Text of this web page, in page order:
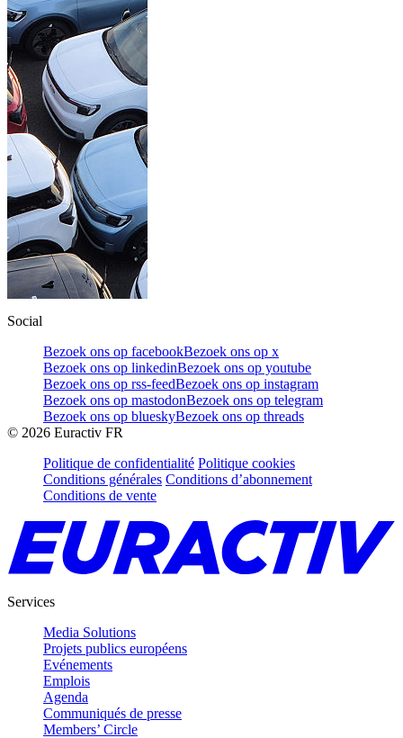
Social
Bezoek ons op facebookBezoek ons op x
Bezoek ons op linkedinBezoek ons op youtube
Bezoek ons op rss-feedBezoek ons op instagram
Bezoek ons op mastodonBezoek ons op telegram
Bezoek ons op blueskyBezoek ons op threads
© 2026 Euractiv FR
Politique de confidentialité Politique cookies
Conditions générales Conditions d’abonnement
Conditions de vente
Services
Media Solutions
Projets publics européens
Evénements
Emplois
Agenda
Communiqués de presse
Members’ Circle